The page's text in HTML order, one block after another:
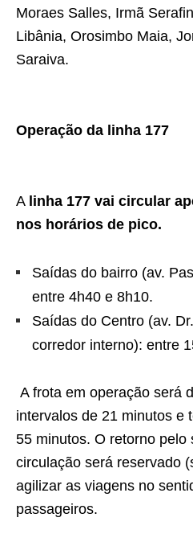
Moraes Salles, Irmã
Libânia, Orosimbo Maia,
Saraiva.
Operação da linha 177
A linha 177 vai circular
nos horários de pico.
Saídas do bairro (av.
entre 4h40 e 8h10.
Saídas do Centro (av.
corredor interno): entre
A frota em operação será
intervalos de 21 minutos e
55 minutos. O retorno pelo
circulação será reservado
agilizar as viagens no
passageiros.